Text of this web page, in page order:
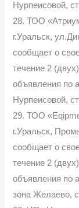
Нурпеисовой,
28. ТОО
г.Уральск,
сообщает о
течение 2
объявления по
Нурпеисовой,
29. ТОО
г.Уральск,
сообщает о
течение 2
объявления по
зона Желаево,